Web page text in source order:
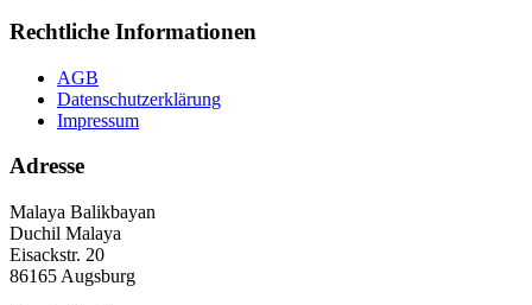
Rechtliche Informationen
AGB
Datenschutzerklärung
Impressum
Adresse
Malaya Balikbayan
Duchil Malaya
Eisackstr. 20
86165 Augsburg